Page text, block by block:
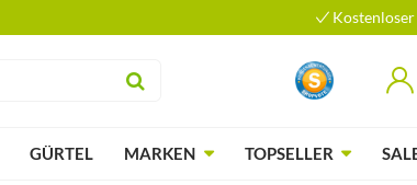
GÜRTEL MARKEN TOPSELLER